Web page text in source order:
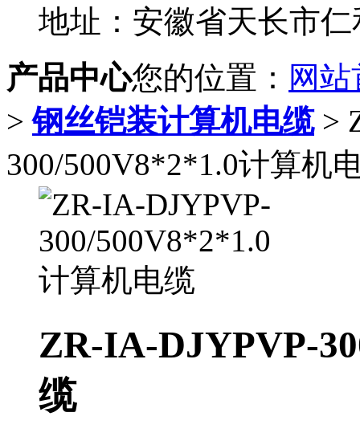
地址：安徽省天长市
产品中心您的位置： 网
>钢丝铠装计算机电缆>
300/500V8*2*1.0计算机
ZR-IA-DJYPVP-
缆